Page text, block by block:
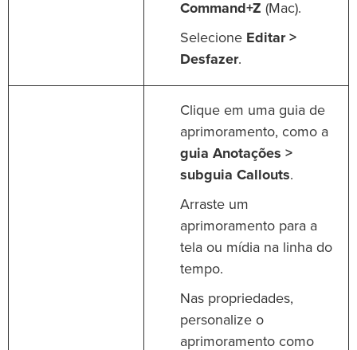
Command+Z (Mac).
Selecione Editar >
Desfazer.
Clique em uma guia de
aprimoramento, como a
guia Anotações >
subguia Callouts.
Arraste um
aprimoramento para a
tela ou mídia na linha do
tempo.
Nas propriedades,
personalize o
aprimoramento como